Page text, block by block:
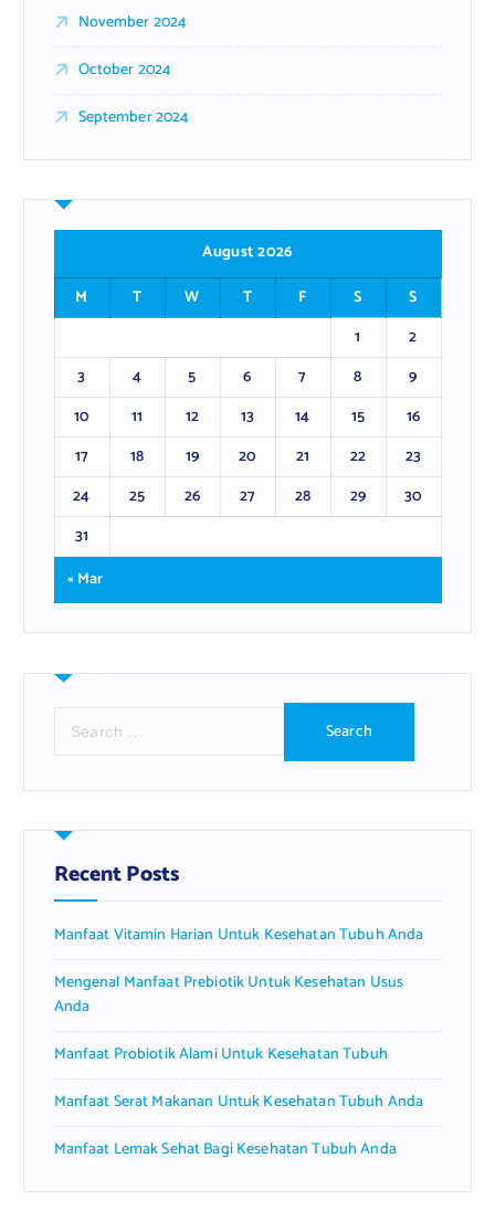
November 2024
October 2024
September 2024
August 2026
M
T W T F S
S
1
2
3
4 5 6 7 8
9
10
11 12 13 14 15
16
17
18 19 20 21 22
23
24
25 26 27 28 29
30
31
« Mar
r
h
f
o
:
Recent Posts
Manfaat Vitamin Harian Untuk Kesehatan Tubuh Anda
Mengenal Manfaat Prebiotik Untuk Kesehatan Usus
Anda
Manfaat Probiotik Alami Untuk Kesehatan Tubuh
Manfaat Serat Makanan Untuk Kesehatan Tubuh Anda
Manfaat Lemak Sehat Bagi Kesehatan Tubuh Anda